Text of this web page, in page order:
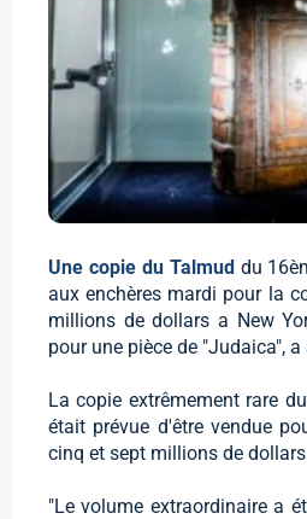
Une copie du Talmud du
aux enchères mardi pour la
millions de dollars a New
pour une pièce de "Judaica",
La copie extrêmement rare
était prévue d'être vendue
cinq et sept millions de
"Le volume extraordinaire a